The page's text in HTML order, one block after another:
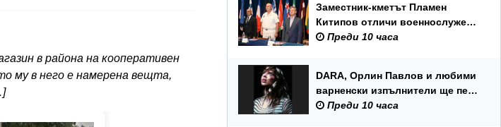
в района на кооперативен
му в него е намерена вещта,
Заместник-кметът Пламен
Китипов отличи военнослужещи
и цивилни служители по повод
Преди 10 часа
DARA, Орлин Павлов и любими
варненски изпълнители ще пеят
на празника на Варна
Преди 10 часа